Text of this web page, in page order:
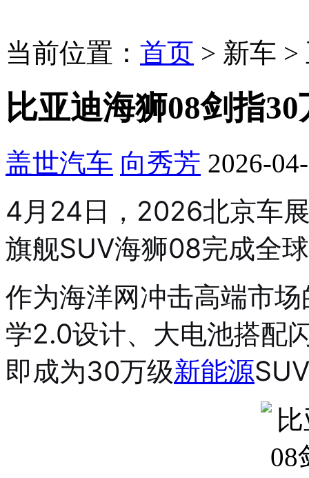
当前位置： 首页 > 新车 >
比亚迪海狮08剑指
盖世汽车 向秀芳 2026-
4月24日，2026北京车
旗舰SUV海狮08完成全
作为海洋网冲击高端市
学2.0设计、大电池搭配
即成为30万级新能源